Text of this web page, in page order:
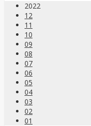
2022
12
11
10
09
08
07
06
05
04
03
02
01